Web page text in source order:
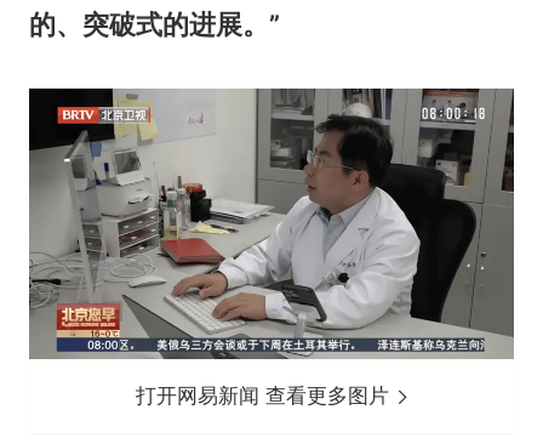
的、突破式的进展。”
打开网易新闻 查看更多图片